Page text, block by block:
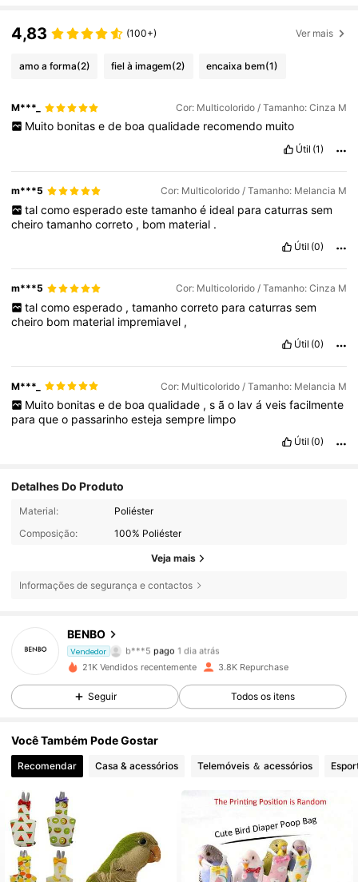
4,83 (100+) Ver mais
amo a forma(2) fiel à imagem(2) encaixa bem(1)
M***_ Cor: Multicolorido / Tamanho: Cinza M
Muito bonitas e de boa qualidade recomendo muito
Útil (1)
m***5 Cor: Multicolorido / Tamanho: Melancia M
tal como esperado este tamanho é ideal para caturras sem
cheirotamanhocorreto , bom material .
Útil (0)
m***5 Cor: Multicolorido / Tamanho: Cinza M
tal como esperado , tamanho correto para caturras sem
cheiro bom material impremiavel ,
Útil (0)
M***_ Cor: Multicolorido / Tamanho: Melancia M
Muito bonitas e de boa qualidade , s ã o lav á veis facilmente
paraqueo passarinhoestejasempre limpo
Útil (0)
Detalhes Do Produto
Material:
Poliéster
Composição:
100% Poliéster
Veja mais
Informações de segurança e contactos
BENBO
Vendedor
J***aseguiu 1 dia atrás
4,87
2K Seguidores
4,87 2K Seguidores
4,87
4,87 2K Seguidores
21K Vendidos recentemente 3.8K Repurchase
Seguir Todos os itens
Você Também Pode Gostar
Recomendar Casa & acessórios Telemóveis ＆ acessórios